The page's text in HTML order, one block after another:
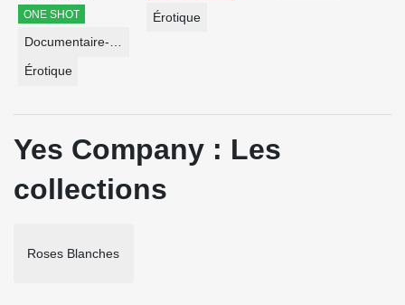
ONE SHOT
Érotique
Érotique
Yes Company : Les
collections
Roses Blanches